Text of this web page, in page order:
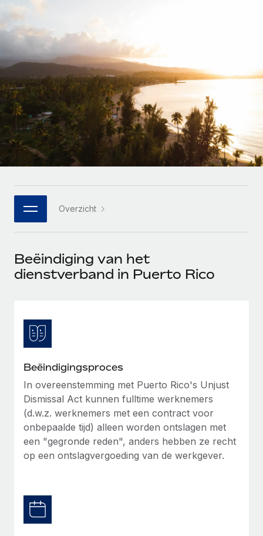
PEO
Ingewikkelde HR-taken eenvoudig uitbesteden
INFRASTRUCTUUR
Remote Embedded
HR naadloos in workflows integreren
Platform
Ingebouwde essentiële HR-functies voor je team
Integraties
DIENSTEN
Achtergrondonderzoek
Vereenvoudig het screeningsproces van
Compliance Watchtower
Blijf compliance-risico's voor
Apparaatbeheer
Lever en track wereldwijd IT-middelen
Entiteiten oprichten
Mobiliteit en overplaatsing
Plaats werknemers moeiteloos over
GROEIFASE
Start-ups
Flexibele global HR en payroll solutions voor groeiende
bedrijven
Mid-market
Teams uitbreiden met HR solutions op maat
Enterprise
Global HR voor grote bedrijven
WERK MET ONS SAMEN
Strategische technologiepartners
Een partner worden
Ontdek hoe je met ons kunt samenwerken
internationale zzp'ers
LEREN MET REMOTE
Onderzoek en gidsen
Casestudy's
HR-woordenlijst
Checklists en templates
Webinars
Newsroom
Support
BLOG
Global Payroll
EOR en PEO
Naar de blog
Français
Deutsch
Español
Italiano
Português (Portugal)
日本語
한국어
Overzicht
Beëindiging van het
dienstverband in Puerto Rico
Beëindigingsproces
In overeenstemming met Puerto Rico's Unjust
Dismissal Act kunnen fulltime werknemers
(d.w.z. werknemers met een contract voor
onbepaalde tijd) alleen worden ontslagen met
een "gegronde reden", anders hebben ze recht
op een ontslagvergoeding van de werkgever.